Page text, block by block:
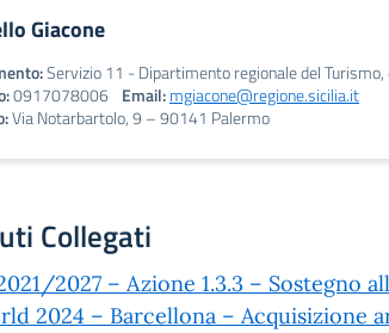
Giacone
Servizio 11 - Dipartimento regionale del
0917078006 Email:mgiacone@regione.sicilia.it
Via Notarbartolo, 9 – 90141 Palermo
Collegati
2021/2027 – Azione 1.3.3 –
2024 – Barcellona – Acquisizione